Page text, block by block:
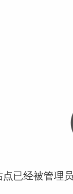
点已经被管理